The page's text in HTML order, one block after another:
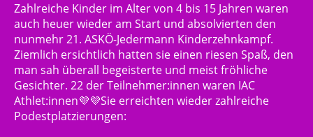
Zahlreiche Kinder im Alter von 4 bis 15 Jahren waren
auch heuer wieder am Start und absolvierten den
nunmehr 21. ASKÖ-Jedermann Kinderzehnkampf.
Ziemlich ersichtlich hatten sie einen riesen Spaß, den
man sah überall begeisterte und meist fröhliche
Gesichter. 22 der Teilnehmer:innen waren IAC
Athlet:innen💜💜Sie erreichten wieder zahlreiche
Podestplatzierungen: